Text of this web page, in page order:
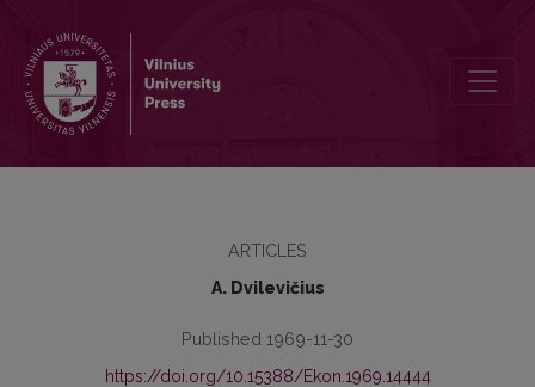
ARTICLES
A. Dvilevičius
Published 1969-11-30
https://doi.org/10.15388/Ekon.1969.14444